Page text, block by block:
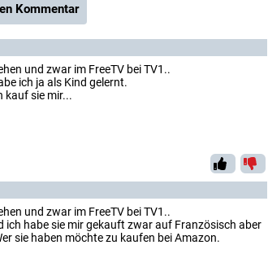
Kommentar
und zwar im FreeTV bei TV1..
ich ja als Kind gelernt.
kauf sie mir...
und zwar im FreeTV bei TV1..
ich habe sie mir gekauft zwar auf Französisch aber
sie haben möchte zu kaufen bei Amazon.